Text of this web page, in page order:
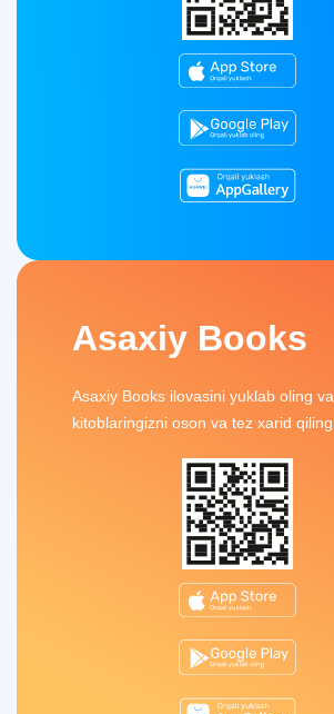
Asaxiy Books
Asaxiy Books ilovasini yuklab oling va
kitoblaringizni oson va tez xarid qiling.